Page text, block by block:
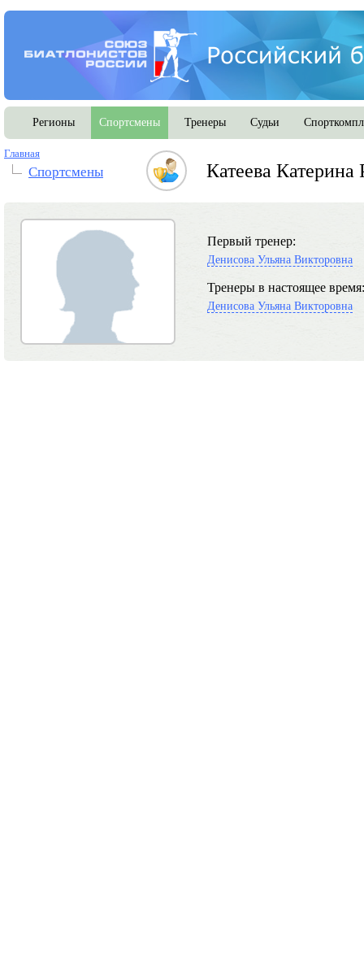
Регионы Спортсмены Тренеры Судьи
Главная
Спортсмены Катеева Катерина
Первый тренер:
Денисова Ульяна Викторовна
Тренеры в настоящее время:
Денисова Ульяна Викторовна